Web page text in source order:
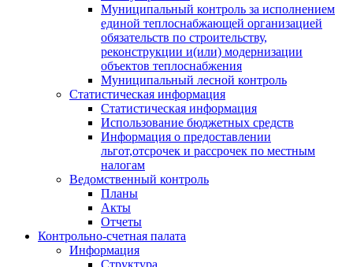
Муниципальный контроль за исполнением
единой теплоснабжающей организацией
обязательств по строительству,
реконструкции и(или) модернизации
объектов теплоснабжения
Муниципальный лесной контроль
Статистическая информация
Статистическая информация
Использование бюджетных средств
Информация о предоставлении
льгот,отсрочек и рассрочек по местным
налогам
Ведомственный контроль
Планы
Акты
Отчеты
Контрольно-счетная палата
Информация